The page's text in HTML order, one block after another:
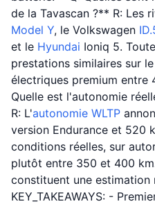
de la Tavascan ?** R: Les
Model Y, le Volkswagen
et le Hyundai Ioniq 5.
prestations similaires sur
électriques premium
Quelle est l'autonomie
R: L'autonomie WLTP
version Endurance et 520
conditions réelles, sur
plutôt entre 350 et 400
constituent une estimation
KEY_TAKEAWAYS: -